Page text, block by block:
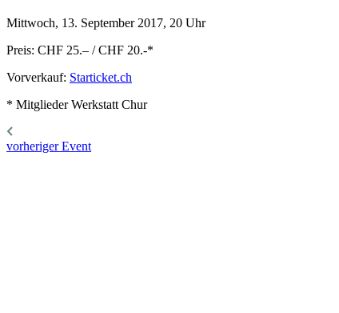
Mittwoch, 13. September 2017, 20 Uhr
Preis: CHF 25.– / CHF 20.-*
Vorverkauf: Starticket.ch
* Mitglieder Werkstatt Chur
vorheriger Event